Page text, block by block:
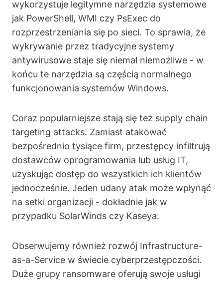
wykorzystuje legitymne narzędzia systemowe
jak PowerShell, WMI czy PsExec do
rozprzestrzeniania się po sieci. To sprawia, że
wykrywanie przez tradycyjne systemy
antywirusowe staje się niemal niemożliwe - w
końcu te narzędzia są częścią normalnego
funkcjonowania systemów Windows.
Coraz popularniejsze stają się też supply chain
targeting attacks. Zamiast atakować
bezpośrednio tysiące firm, przestępcy infiltrują
dostawców oprogramowania lub usług IT,
uzyskując dostęp do wszystkich ich klientów
jednocześnie. Jeden udany atak może wpłynąć
na setki organizacji - dokładnie jak w
przypadku SolarWinds czy Kaseya.
Obserwujemy również rozwój Infrastructure-
as-a-Service w świecie cyberprzestępczości.
Duże grupy ransomware oferują swoje usługi